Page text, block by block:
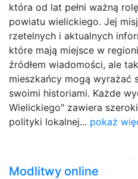
która od lat pełni ważną
powiatu wielickiego. Jej
rzetelnych i aktualnych
które mają miejsce w
źródłem wiadomości, ale
mieszkańcy mogą wyrażać
swoimi historiami. Każde
Wielickiego" zawiera
polityki lokalnej... pokaż
Modlitwy online